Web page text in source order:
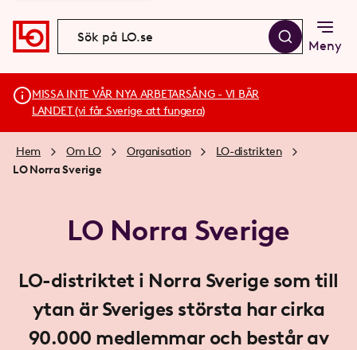
Meny
MISSA INTE VÅR NYA ARBETARSÅNG - VI BÄR
LANDET (vi får Sverige att fungera)
Hem Om LO Organisation
LO-distrikten
LO Norra Sverige
LO Norra Sverige
LO-distriktet i Norra Sverige som till
ytan är Sveriges största har cirka
90.000 medlemmar och består av